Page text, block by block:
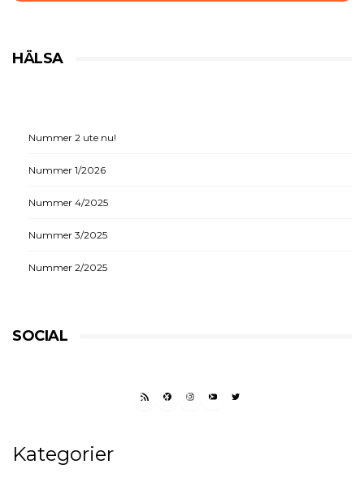
HÄLSA
Nummer 2 ute nu!
Nummer 1/2026
Nummer 4/2025
Nummer 3/2025
Nummer 2/2025
SOCIAL
RSS FEEDFACEBOOK
INSTAGRAM
YOUTUBETWITTER
Kategorier